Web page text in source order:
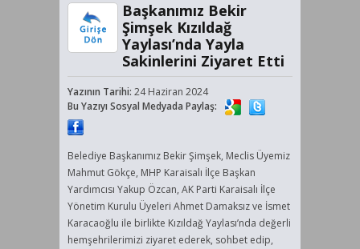
Başkanımız Bekir
Şimşek Kızıldağ
Yaylası’nda Yayla
Sakinlerini Ziyaret Etti
Yazının Tarihi: 24 Haziran 2024
Bu Yazıyı Sosyal Medyada Paylaş:
Belediye Başkanımız Bekir Şimşek, Meclis Üyemiz
Mahmut Gökçe, MHP Karaisalı İlçe Başkan
Yardımcısı Yakup Özcan, AK Parti Karaisalı İlçe
Yönetim Kurulu Üyeleri Ahmet Damaksız ve İsmet
Karacaoğlu ile birlikte Kızıldağ Yaylası’nda değerli
hemşehrilerimizi ziyaret ederek, sohbet edip,